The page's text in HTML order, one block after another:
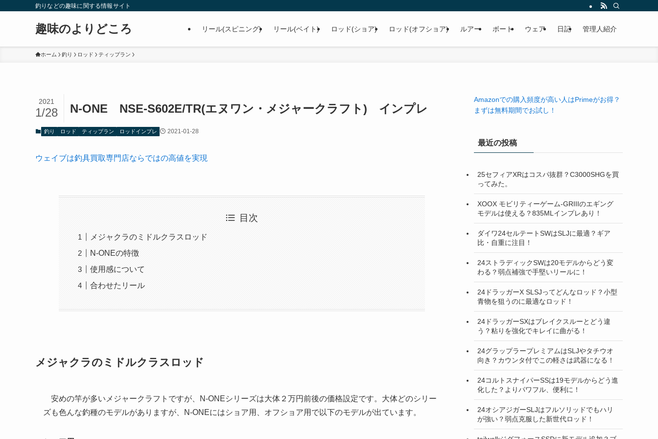
釣りなどの趣味に関する情報サイト
趣味のよりどころ リール(スピニング) リール(ベイト) ロッド(ショア) ロッド(オフショア) ルアー ボート ウェア 日記 管理人紹介
ホーム 釣り ロッド ティップラン
N-ONE NSE-S602E/TR(エヌワン・メジャークラフト) インプレ
2021
1/28
釣り ロッド ティップラン ロッドインプレ 2021-01-28
ウェイブは釣具買取専門店ならではの高値を実現
目次
メジャクラのミドルクラスロッド
N-ONEの特徴
使用感について
合わせたリール
メジャクラのミドルクラスロッド
安めの竿が多いメジャークラフトですが、N-ONEシリーズは大体２万円前後の価格設定です。大体どのシリー
ズも色んな釣種のモデルがありますが、N-ONEにはショア用、オフショア用で以下のモデルが出ています。
Amazonでの購入頻度が高い人はPrimeがお得？
まずは無料期間でお試し！
最近の投稿
25セフィアXRはコスパ抜群？C3000SHGを買
ってみた。
XOOX モビリティーゲーム-GRIIIのエギング
モデルは使える？835MLインプレあり！
ダイワ24セルテートSWはSLJに最適？ギア
比・自重に注目！
24ストラディックSWは20モデルからどう変
わる？弱点補強で手堅いリールに！
24ドラッガーX SLSJってどんなロッド？小型
青物を狙うのに最適なロッド！
24ドラッガーSXはブレイクスルーとどう違
う？粘りを強化でキレイに曲がる！
24グラップラープレミアムはSLJやタチウオ
向き？カウンタ付でこの軽さは武器になる！
24コルトスナイパーSSは19モデルからどう進
化した？よりパワフル、便利に！
24オシアジガーSLJはフルソリッドでもハリ
が強い？弱点克服した新世代ロッド！